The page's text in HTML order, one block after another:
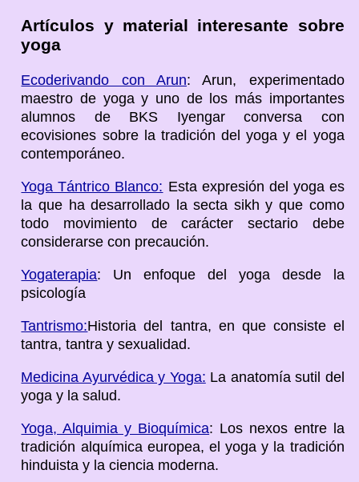
Artículos y material interesante sobre
yoga
Ecoderivando con Arun: Arun, experimentado
maestro de yoga y uno de los más importantes
alumnos de BKS Iyengar conversa con
ecovisiones sobre la tradición del yoga y el yoga
contemporáneo.
Yoga Tántrico Blanco: Esta expresión del yoga es
la que ha desarrollado la secta sikh y que como
todo movimiento de carácter sectario debe
considerarse con precaución.
Yogaterapia: Un enfoque del yoga desde la
psicología
Tantrismo:Historia del tantra, en que consiste el
tantra, tantra y sexualidad.
Medicina Ayurvédica y Yoga: La anatomía sutil del
yoga y la salud.
Yoga, Alquimia y Bioquímica: Los nexos entre la
tradición alquímica europea, el yoga y la tradición
hinduista y la ciencia moderna.